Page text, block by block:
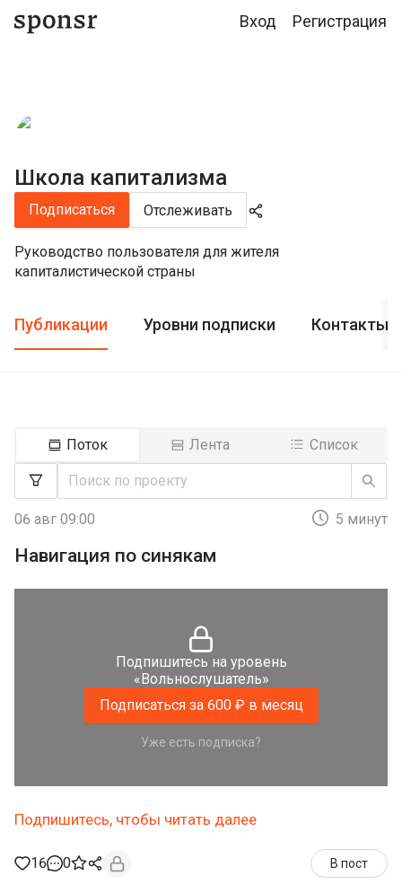
Вход Регистрация
Школа капитализма
Подписаться Отслеживать
Руководство пользователя для жителя
капиталистической страны
Публикации Уровни подписки Контакты
Поток Лента Список
06 авг 09:00 5 минут
Навигация по синякам
Подпишитесь на уровень
«Вольнослушатель»
Подписаться за 600 ₽ в месяц
Уже есть подписка?
Подпишитесь, чтобы читать далее
16 0 В пост